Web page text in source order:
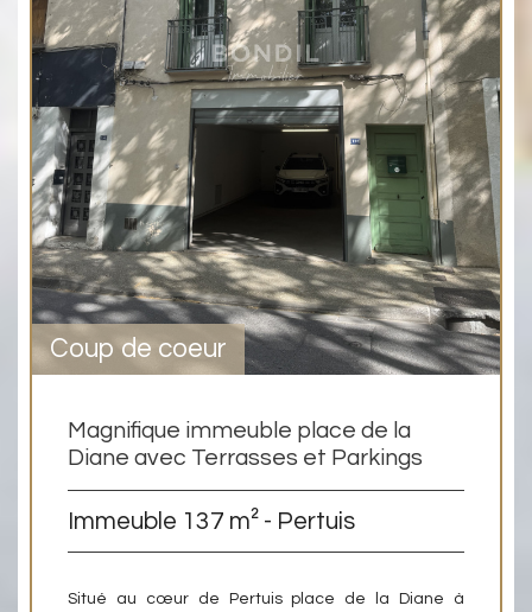
Coup de coeur
Magnifique immeuble place de la
Diane avec Terrasses et Parkings
Immeuble 137 m² - Pertuis
Situé au cœur de Pertuis place de la Diane à